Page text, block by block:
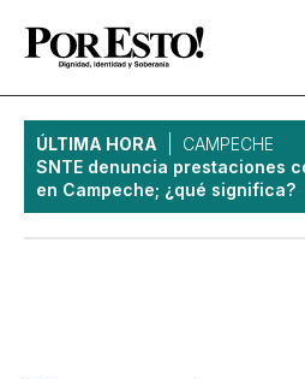
ÚLTIMA HORA
CAMPECHE
SNTE denuncia prestaciones
en Campeche; ¿qué significa?